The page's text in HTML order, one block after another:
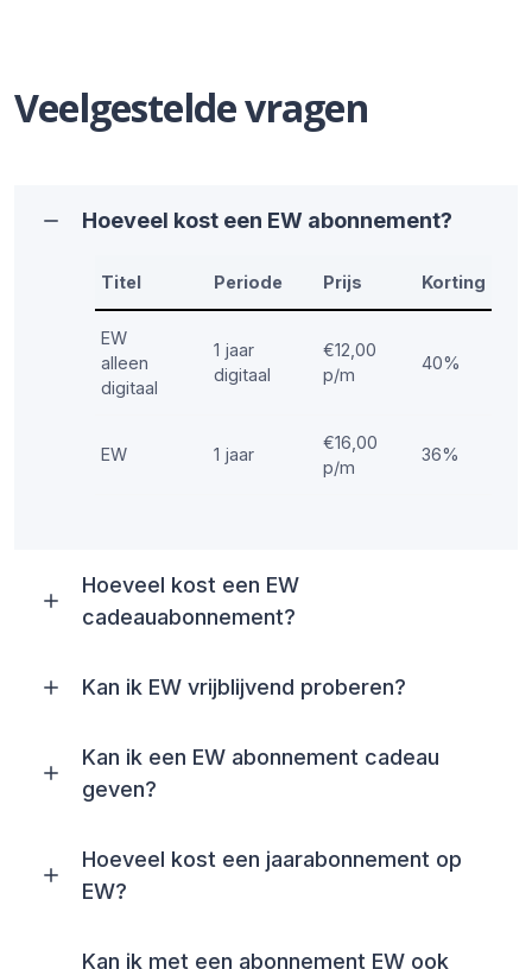
Veelgestelde vragen
Hoeveel kost een EW abonnement?
Titel Periode Prijs Korting
EW
alleen
digitaal
1 jaar
digitaal
€12,00
p/m
40%
EW 1 jaar
€16,00
p/m
36%
Hoeveel kost een EW
cadeauabonnement?
Kan ik EW vrijblijvend proberen?
Kan ik een EW abonnement cadeau
geven?
Hoeveel kost een jaarabonnement op
EW?
Kan ik met een abonnement EW ook